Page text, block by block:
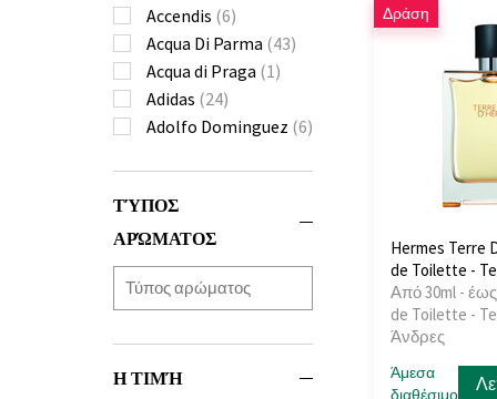
Accendis (6)
Acqua Di Parma (43)
Acqua di Praga (1)
Adidas (24)
Adolfo Dominguez (6)
Ahmed Al Maghribi
(39)
Air-Val(1)
Ajmal(87)
Al Haramain(128)
Al Wataniah(38)
Alexandre.J
ΤΎΠΟΣ
ΑΡΏΜΑΤΟΣ
Η ΤΙΜΉ
Δράση
Hermes Terre
de Toilette -
Από 30ml - έως
de Toilette -
Άνδρες
Άμεσα
διαθέσιμο